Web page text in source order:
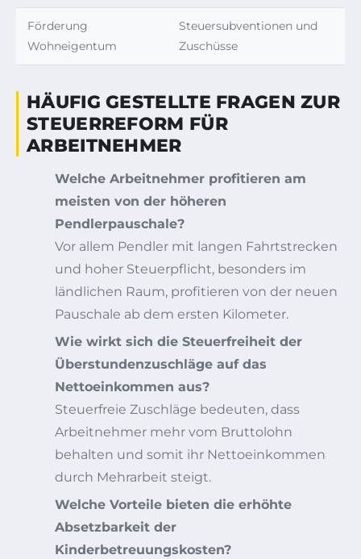
Förderung
Wohneigentum
Steuersubventionen und
Zuschüsse
HÄUFIG GESTELLTE FRAGEN ZUR
STEUERREFORM FÜR
ARBEITNEHMER
Welche Arbeitnehmer profitieren am
meisten von der höheren
Pendlerpauschale?
Vor allem Pendler mit langen Fahrtstrecken
und hoher Steuerpflicht, besonders im
ländlichen Raum, profitieren von der neuen
Pauschale ab dem ersten Kilometer.
Wie wirkt sich die Steuerfreiheit der
Überstundenzuschläge auf das
Nettoeinkommen aus?
Steuerfreie Zuschläge bedeuten, dass
Arbeitnehmer mehr vom Bruttolohn
behalten und somit ihr Nettoeinkommen
durch Mehrarbeit steigt.
Welche Vorteile bieten die erhöhte
Absetzbarkeit der
Kinderbetreuungskosten?